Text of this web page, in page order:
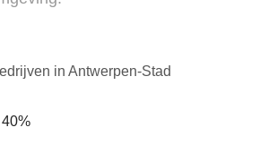
in Antwerpen-Stad